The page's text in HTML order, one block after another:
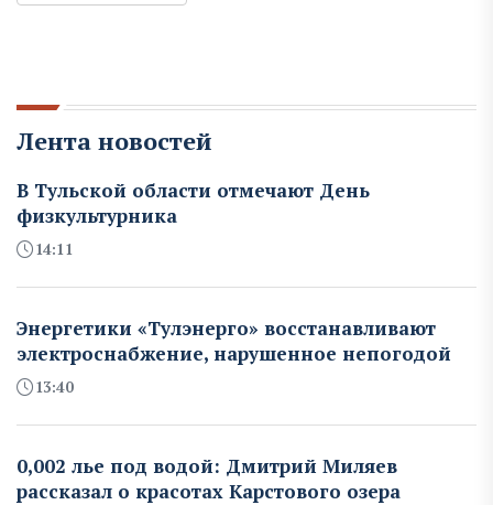
Лента новостей
В Тульской области отмечают День
физкультурника
14:11
Энергетики «Тулэнерго» восстанавливают
электроснабжение, нарушенное непогодой
13:40
0,002 лье под водой: Дмитрий Миляев
рассказал о красотах Карстового озера